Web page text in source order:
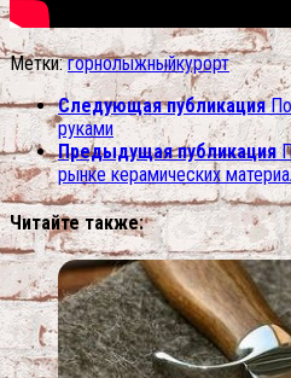
Метки: горнолыжныйкурорт
Следующая публикация
руками
Предыдущая публикация
рынке керамических
Читайте также: